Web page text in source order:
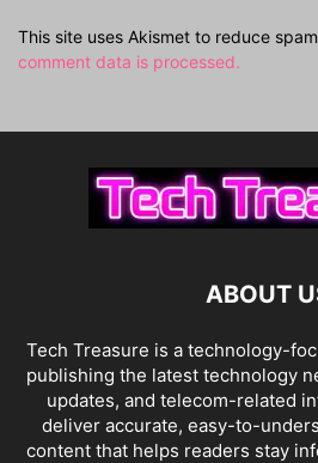
This site uses Akismet to reduce
comment data is processed.
ABOUT
Tech Treasure is a technology-
publishing the latest technology
updates, and telecom-related
deliver accurate, easy-to-
content that helps readers stay